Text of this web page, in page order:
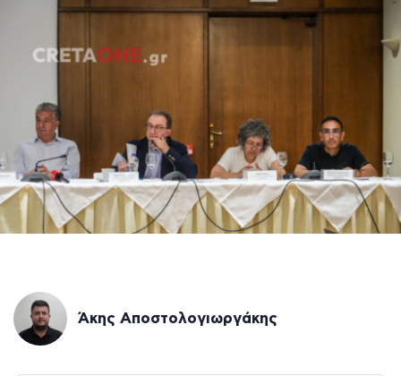
Άκης Αποστολογιωργάκης